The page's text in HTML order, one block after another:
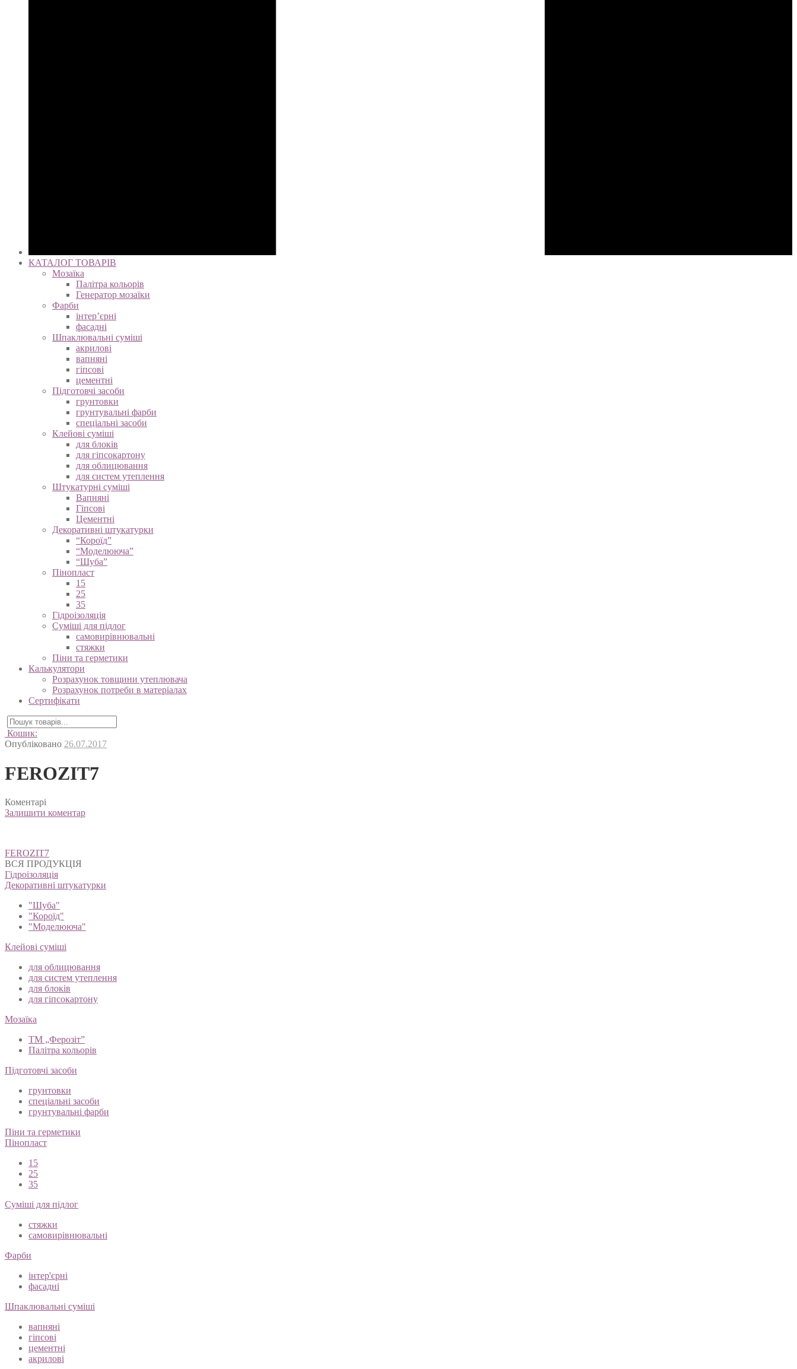
КАТАЛОГ ТОВАРІВ
Мозаїка
Палітра кольорів
Генератор мозаїки
Фарби
інтер’єрні
фасадні
Шпаклювальні суміші
акрилові
вапняні
гіпсові
цементні
Підготовчі засоби
грунтовки
грунтувальні фарби
спеціальні засоби
Клейові суміші
для блоків
для гіпсокартону
для облицювання
для систем утеплення
Штукатурні суміші
Вапняні
Гіпсові
Цементні
Декоративні штукатурки
“Короїд”
“Моделююча”
“Шуба”
Пінопласт
15
25
35
Гідроізоляція
Суміші для підлог
самовирівнювальні
стяжки
Піни та герметики
Калькулятори
Розрахунок товщини утеплювача
Розрахунок потреби в матеріалах
Сертифікати
Кошик:
Опубліковано 26.07.2017
FEROZIT7
Коментарі
Залишити коментар
Навігація
записів
FEROZIT7
ВСЯ ПРОДУКЦІЯ
Гідроізоляція
Декоративні штукатурки
"Шуба"
"Короїд"
"Моделююча"
Клейові суміші
для облицювання
для систем утеплення
для блоків
для гіпсокартону
Мозаїка
ТМ „Ферозіт”
Палітра кольорів
Підготовчі засоби
грунтовки
спеціальні засоби
грунтувальні фарби
Піни та герметики
Пінопласт
15
25
35
Суміші для підлог
стяжки
самовирівнювальні
Фарби
інтер'єрні
фасадні
Шпаклювальні суміші
вапняні
гіпсові
цементні
акрилові